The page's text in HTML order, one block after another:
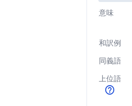
意味
和訳例
同義語
上位語